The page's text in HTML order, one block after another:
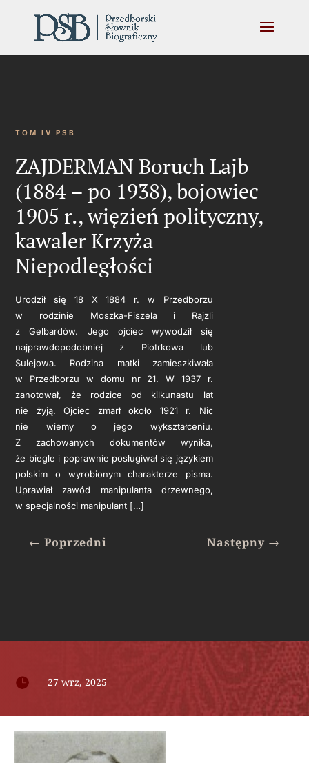
TOM IV PSB
ZAJDERMAN Boruch Lajb
(1884 – po 1938), bojowiec
1905 r., więzień polityczny,
kawaler Krzyża
Niepodległości
Urodził się 18 X 1884 r. w Przedborzu
w rodzinie Moszka-Fiszela i Rajzli
z Gelbardów. Jego ojciec wywodził się
najprawdopodobniej z Piotrkowa lub
Sulejowa. Rodzina matki zamieszkiwała
w Przedborzu w domu nr 21. W 1937 r.
zanotował, że rodzice od kilkunastu lat
nie żyją. Ojciec zmarł około 1921 r. Nic
nie wiemy o jego wykształceniu.
Z zachowanych dokumentów wynika,
że biegle i poprawnie posługiwał się językiem
polskim o wyrobionym charakterze pisma.
Uprawiał zawód manipulanta drzewnego,
w specjalności manipulant […]
←Poprzedni Następny→
 27 wrz, 2025